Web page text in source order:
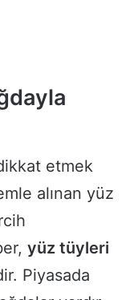
etmek
alınan yüz
yüz tüyleri
Piyasada